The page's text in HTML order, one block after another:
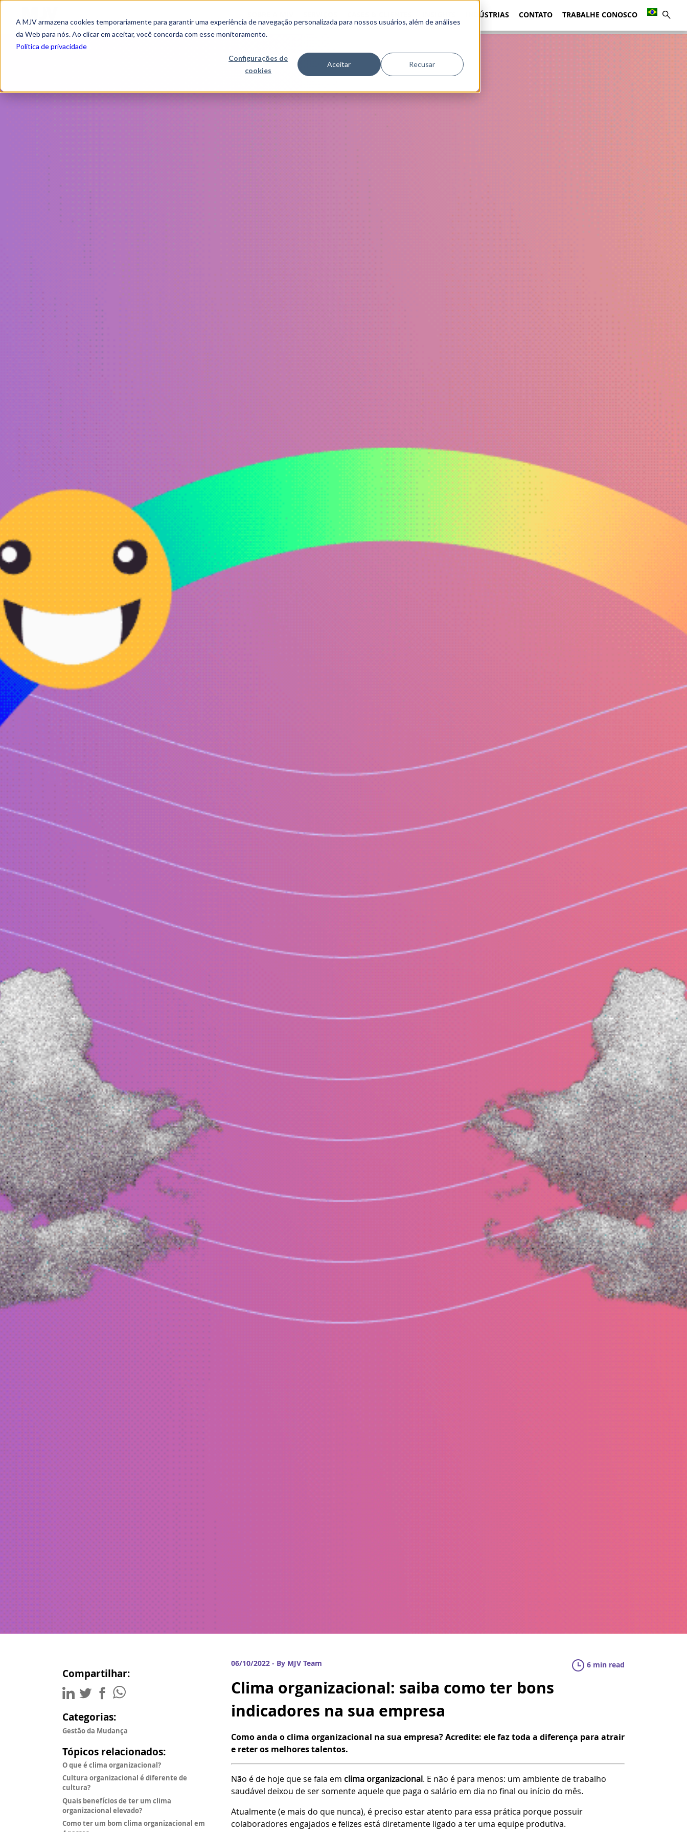
A MJV armazena cookies temporariamente para garantir uma experiência de navegação personalizada para nossos usuários, além de análises
da Web para nós. Ao clicar em aceitar, você concorda com esse monitoramento.
Política de privacidade
Configurações de
cookies
Aceitar Recusar
INDÚSTRIAS CONTATO TRABALHE CONOSCO
Compartilhar:
Categorias:
Gestão da Mudança
Tópicos relacionados:
O que é clima organizacional?
Cultura organizacional é diferente de
cultura?
Quais benefícios de ter um clima
organizacional elevado?
Como ter um bom clima organizacional em
06/10/2022 - By MJV Team 6 min read
Clima organizacional: saiba como ter bons
indicadores na sua empresa
Como anda o clima organizacional na sua empresa? Acredite: ele faz toda a diferença para atrair
e reter os melhores talentos.
Não é de hoje que se fala em clima organizacional. E não é para menos: um ambiente de trabalho
saudável deixou de ser somente aquele que paga o salário em dia no final ou início do mês.
Atualmente (e mais do que nunca), é preciso estar atento para essa prática porque possuir
colaboradores engajados e felizes está diretamente ligado a ter uma equipe produtiva.